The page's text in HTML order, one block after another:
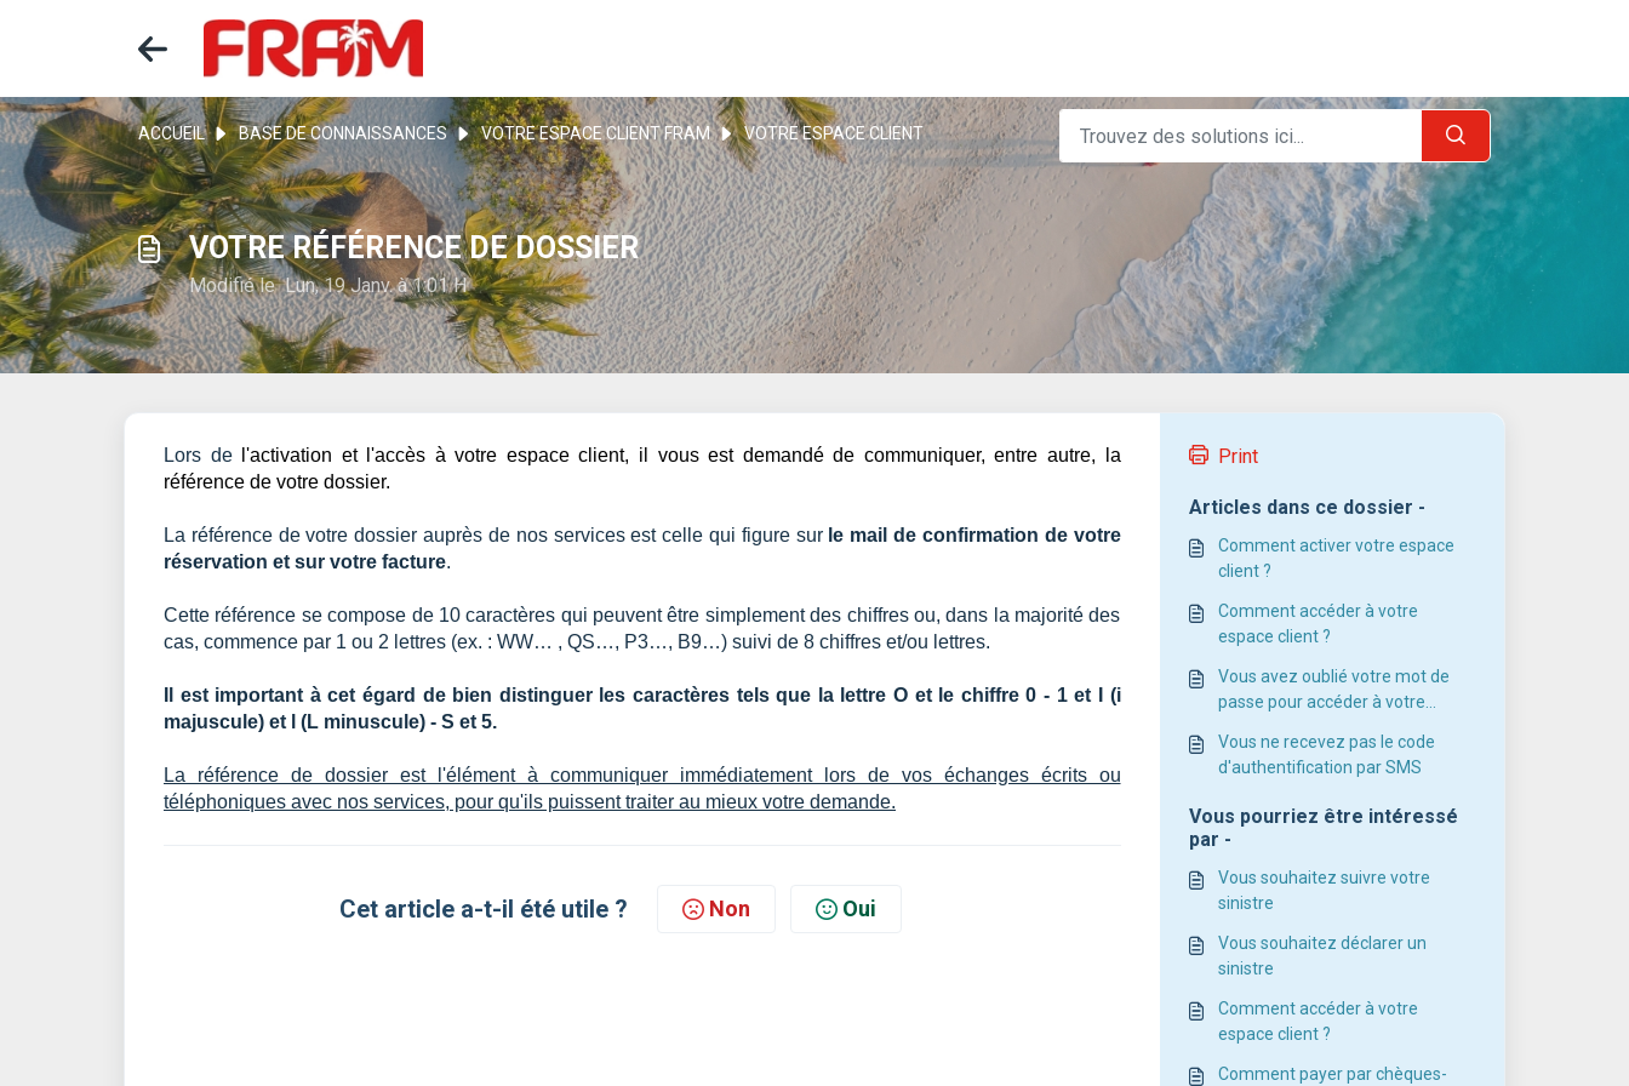
ACCUEIL BASE DE CONNAISSANCES VOTRE ESPACE CLIENT FRAM VOTRE ESPACE CLIENT
VOTRE RÉFÉRENCE DE DOSSIER
Modifié le Lun, 19 Janv. à 1:01 H
Lors de
l'activation et l'accès à votre espace client, il vous est demandé de communiquer, entre autre, la
référence de votre dossier.
La référence de votre dossier auprès de nos services est celle qui figure sur le mail de confirmation de votre
réservation et sur votre facture.
Cette référence se compose de 10 caractères qui peuvent être simplement des chiffres ou, dans la majorité des
cas, commence par 1 ou 2 lettres (ex. : WW… , QS…, P3…, B9…) suivi de 8 chiffres et/ou lettres.
Il est important à cet égard de bien distinguer les caractères tels que la lettre O et le chiffre 0 - 1 et I (i
majuscule) et l (L minuscule) - S et 5.
La référence de dossier est l'élément à communiquer immédiatement lors de vos échanges écrits ou
téléphoniques avec nos services, pour qu'ils puissent traiter au mieux votre demande.
Cet article a-t-il été utile ? Non Oui
Print
Articles dans ce dossier -
Comment activer votre espace
client ?
Comment accéder à votre
espace client ?
Vous avez oublié votre mot de
passe pour accéder à votre
Vous ne recevez pas le code
d'authentification par SMS
Vous pourriez être intéressé
par -
Vous souhaitez suivre votre
sinistre
Vous souhaitez déclarer un
sinistre
Comment accéder à votre
espace client ?
Comment payer par chèques-